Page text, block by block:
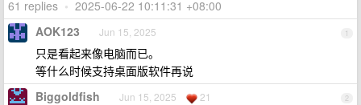
61 replies • 2025-06-22 10:11:31 +08:00
1
AOK123 Jun 15, 2025
只是看起来像电脑而已。
等什么时候支持桌面版软件再说
2
Biggoldfish Jun 15, 2025 21